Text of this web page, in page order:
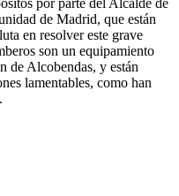
por parte del Alcalde de
de Madrid, que están
en resolver este grave
son un equipamiento
de Alcobendas, y están
lamentables, como han